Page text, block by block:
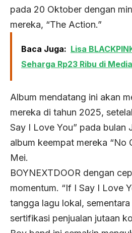
pada 20 Oktober dengan
mereka, “The Action.”
Baca Juga: Lisa
Seharga Rp23 Ribu di
Album mendatang ini akan
mereka di tahun 2025,
Say I Love You” pada bulan
album keempat mereka “No
Mei.
BOYNEXTDOOR dengan
momentum. “If I Say I Love
tangga lagu lokal, sementara
sertifikasi penjualan jutaan